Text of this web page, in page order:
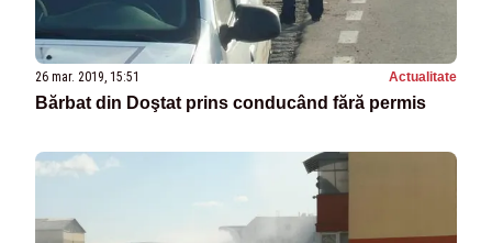
26 mar. 2019, 15:51 Actualitate
Bărbat din Doştat prins conducând fără permis